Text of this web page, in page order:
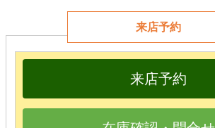
来店予約
来店予約